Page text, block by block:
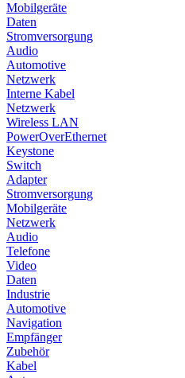
Mobilgeräte
Daten
Stromversorgung
Audio
Automotive
Netzwerk
Interne Kabel
Netzwerk
Wireless LAN
PowerOverEthernet
Keystone
Switch
Adapter
Stromversorgung
Mobilgeräte
Netzwerk
Audio
Telefone
Video
Daten
Industrie
Automotive
Navigation
Empfänger
Zubehör
Kabel